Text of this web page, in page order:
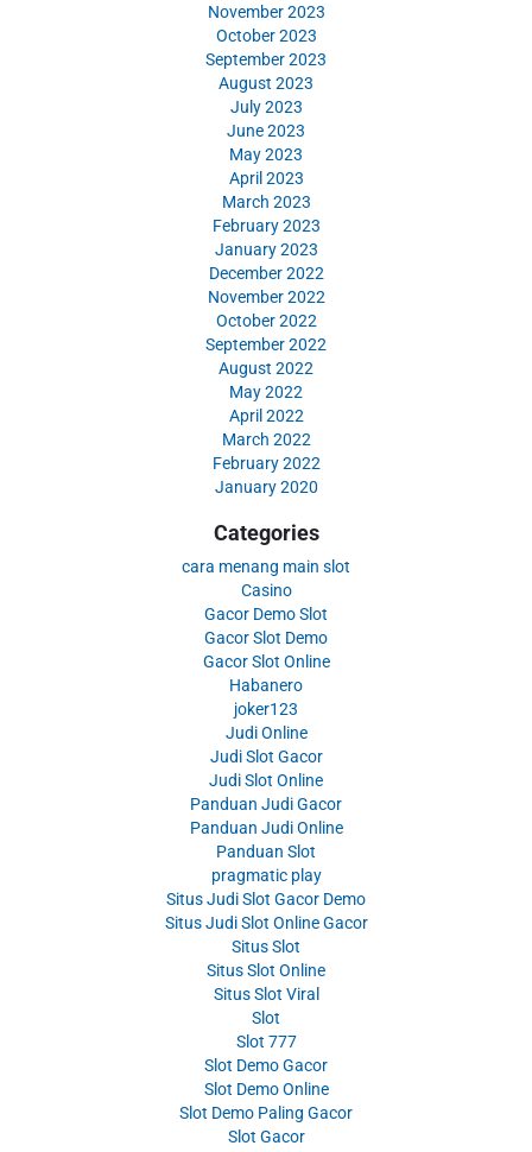
November 2023
October 2023
September 2023
August 2023
July 2023
June 2023
May 2023
April 2023
March 2023
February 2023
January 2023
December 2022
November 2022
October 2022
September 2022
August 2022
May 2022
April 2022
March 2022
February 2022
January 2020
Categories
cara menang main slot
Casino
Gacor Demo Slot
Gacor Slot Demo
Gacor Slot Online
Habanero
joker123
Judi Online
Judi Slot Gacor
Judi Slot Online
Panduan Judi Gacor
Panduan Judi Online
Panduan Slot
pragmatic play
Situs Judi Slot Gacor Demo
Situs Judi Slot Online Gacor
Situs Slot
Situs Slot Online
Situs Slot Viral
Slot
Slot 777
Slot Demo Gacor
Slot Demo Online
Slot Demo Paling Gacor
Slot Gacor